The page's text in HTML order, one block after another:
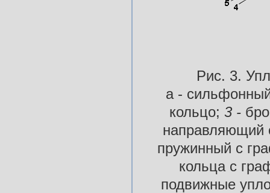
Рис. 3.
а -
кольцо; 3 -
направляющий
пружинный с
кольца с
подвижные